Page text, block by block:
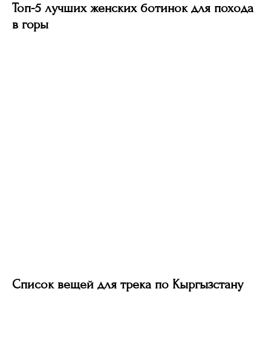
Топ-5 лучших женских ботинок для похода
в горы
Список вещей для трека по Кыргызстану